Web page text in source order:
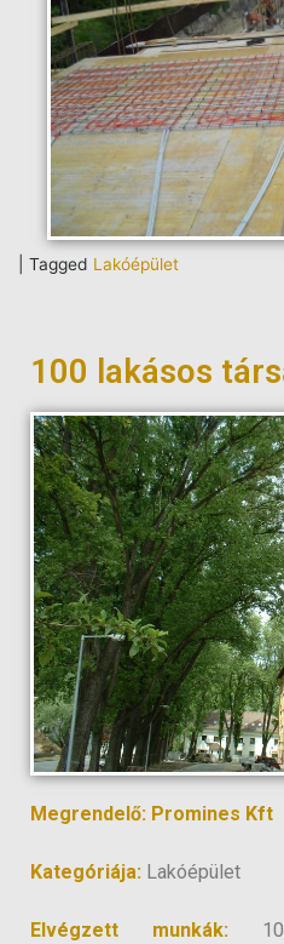
Tagged Lakóépület
100 lakásos
Megrendelő: Promines Kft
Kategóriája: Lakóépület
Elvégzett munkák: